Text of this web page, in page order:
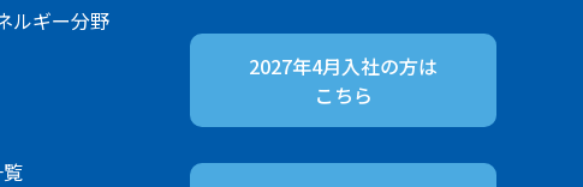
ルギー分野
2027年4月入社の方は
こちら